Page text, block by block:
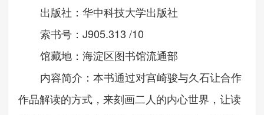
出版社：华中科技大学出版社
索书号：J905.313 /10
馆藏地：海淀区图书馆流通部
内容简介：本书通过对宫崎骏与久石让合作
作品解读的方式，来刻画二人的内心世界，让读